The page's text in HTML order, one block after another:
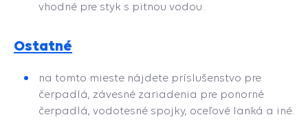
vhodné pre styk s pitnou vodou.
Ostatné
na tomto mieste nájdete príslušenstvo pre
čerpadlá, závesné zariadenia pre ponorné
čerpadlá, vodotesné spojky, oceľové lanká a iné.